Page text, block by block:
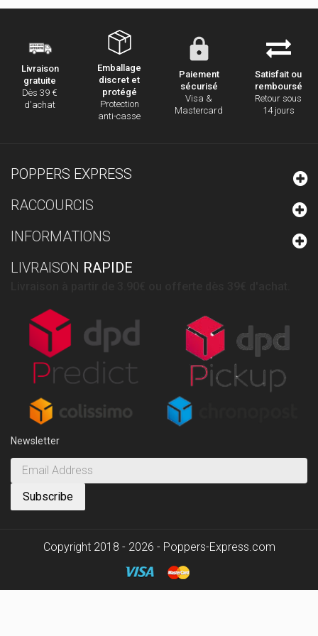
Livraison
gratuite
Dès 39 €
d'achat
Emballage
discret et
protégé
Protection
anti-casse
Paiement
sécurisé
Visa &
Mastercard
Satisfait ou
remboursé
Retour sous
14 jours
POPPERS EXPRESS
RACCOURCIS
INFORMATIONS
LIVRAISON RAPIDE
Newsletter
Copyright 2018 - 2026 - Poppers-Express.com